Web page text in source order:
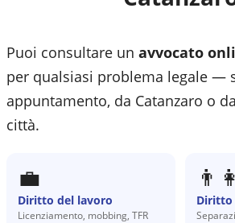
Puoi consultare un avvocato
per qualsiasi problema legale —
appuntamento, da Catanzaro o
città.
💼
Diritto del lavoro
Licenziamento, mobbing, TFR
Diritto